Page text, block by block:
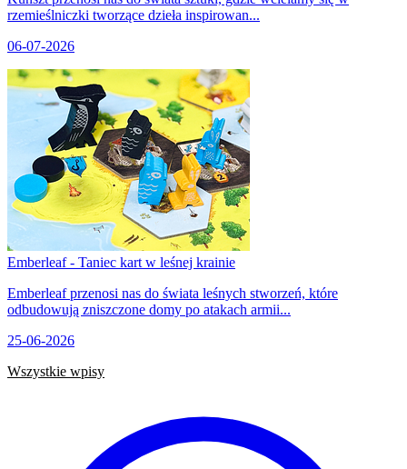
rzemieślniczki tworzące dzieła inspirowan...
06-07-2026
Emberleaf - Taniec kart w leśnej krainie
Emberleaf przenosi nas do świata leśnych stworzeń, które
odbudowują zniszczone domy po atakach armii...
25-06-2026
Wszystkie wpisy